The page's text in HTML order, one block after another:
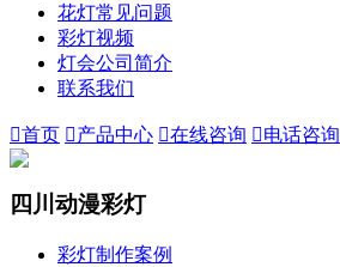
花灯常见问题
彩灯视频
灯会公司简介
联系我们
首页 产品中心 在线咨询 电话咨询
四川动漫彩灯
彩灯制作案例